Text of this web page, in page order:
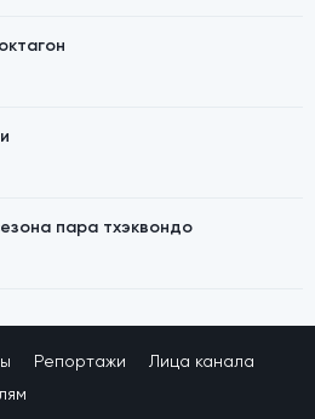
пара тхэквондо
Репортажи
Лица канала